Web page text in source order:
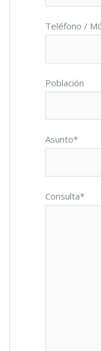
Teléfono /
Población
Asunto*
Consulta*